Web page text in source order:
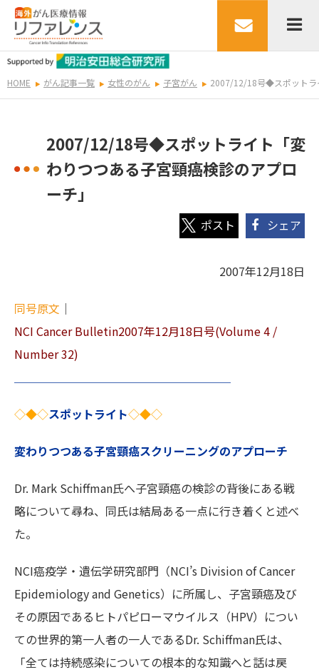
HOME がん記事一覧 女性のがん 子宮がん 2007/12/18号◆スポットラ
2007/12/18号◆スポットライト「変
わりつつある子宮頸癌検診のアプロ
ーチ」
シェア
2007年12月18日
同号原文 ｜
NCI Cancer Bulletin2007年12月18日号(Volume 4 /
Number 32)
◇◆◇スポットライト◇◆◇
変わりつつある子宮頸癌スクリーニングのアプローチ
Dr. Mark Schiffman氏へ子宮頸癌の検診の背後にある戦
略について尋ね、同氏は結局ある一点に行き着くと述べ
た。
NCI癌疫学・遺伝学研究部門（NCI’s Division of Cancer
Epidemiology and Genetics）に所属し、子宮頸癌及び
その原因であるヒトパピローマウイルス（HPV）につい
ての世界的第一人者の一人であるDr. Schiffman氏は、
「全ては持続感染についての根本的な知識へと話は戻